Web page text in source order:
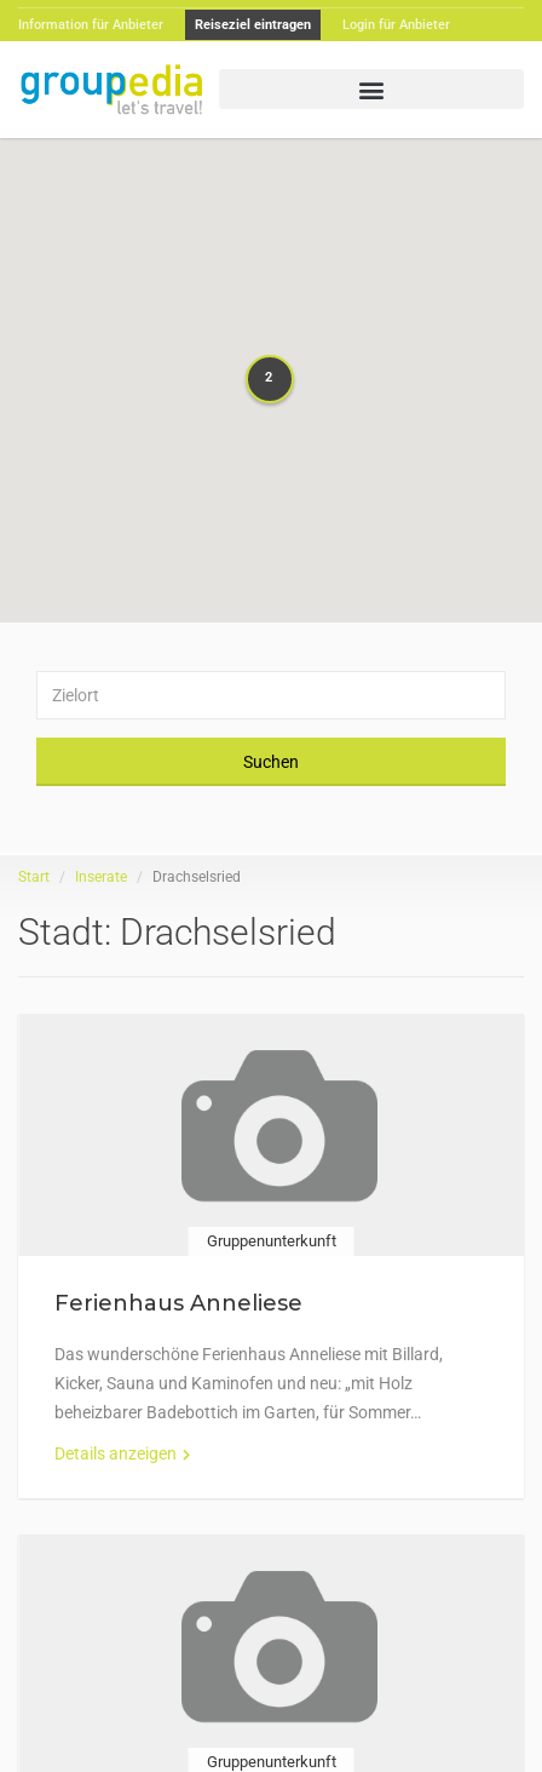
Information für Anbieter Reiseziel eintragen Login für Anbieter
22
Suchen
Start Inserate Drachselsried
Stadt: Drachselsried
Gruppenunterkunft
Ferienhaus Anneliese
Das wunderschöne Ferienhaus Anneliese mit Billard,
Kicker, Sauna und Kaminofen und neu: „mit Holz
beheizbarer Badebottich im Garten, für Sommer…
Details anzeigen
Gruppenunterkunft